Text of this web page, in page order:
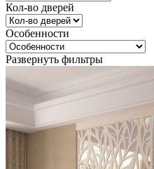
Кол-во дверей
Особенности
Развернуть фильтры